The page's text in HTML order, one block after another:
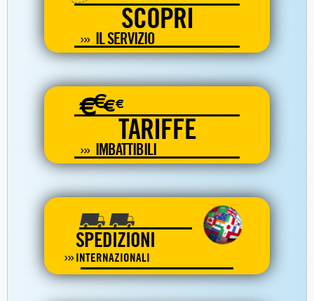
SCOPRI
IL SERVIZIO
€€€€
TARIFFE
IMBATTIBILI
SPEDIZIONI
INTERNAZIONALI